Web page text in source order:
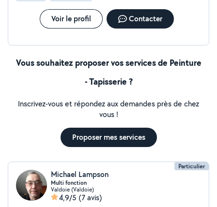
Voir le profil Contacter
Vous souhaitez proposer vos services de Peinture
- Tapisserie ?
Inscrivez-vous et répondez aux demandes près de chez
vous !
Proposer mes services
Particulier
Michael Lampson
Multi fonction
Valdoie (Valdoie)
4,9/5 (7 avis)